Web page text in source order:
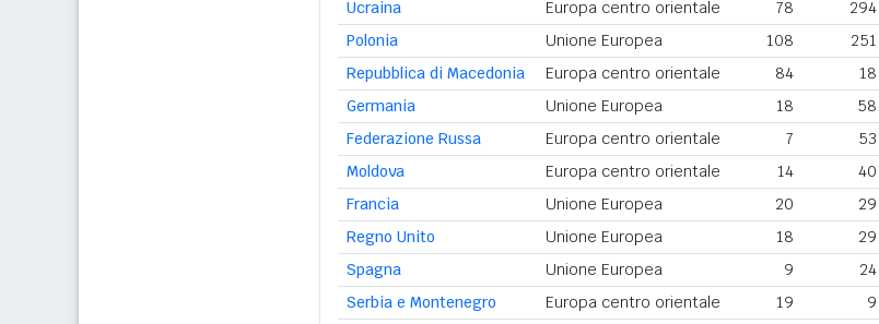
Ucraina
Europa centro orientale 78 294
Polonia
Unione Europea 108 251
Repubblica di Macedonia
Europa centro orientale 84 18
Germania
Unione Europea 18 58
Federazione Russa
Europa centro orientale 7 53
Moldova
Europa centro orientale 14 40
Francia
Unione Europea 20 29
Regno Unito
Unione Europea 18 29
Spagna
Unione Europea 9 24
Serbia e Montenegro
Europa centro orientale 19 9